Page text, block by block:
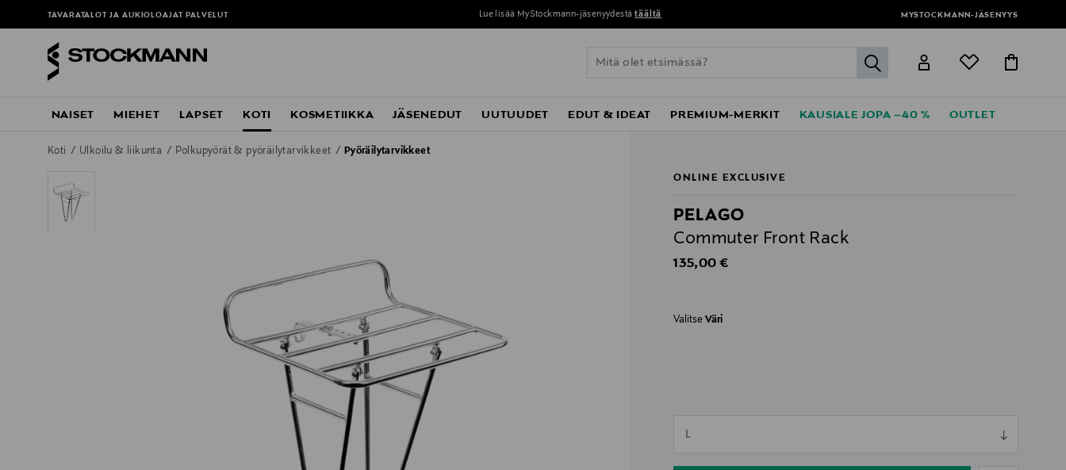
TAVARATALOT JA AUKIOLOAJAT PALVELUT Lue lisää MyStockmann-jäsenyydestä täältä MYSTOCKMANN-JÄSENYYS
label.header.go
NAISET MIEHET LAPSET KOTI KOSMETIIKKA JÄSENEDUT UUTUUDET EDUT & IDEAT PREMIUM-MERKIT KAUSIALE JOPA –40 % OUTLET
Koti Ulkoilu & liikunta Polkupyörät & pyöräilytarvikkeet Pyöräilytarvikkeet
ONLINE EXCLUSIVE
PELAGO
Commuter Front Rack
Original Price
135,00 €
ValitseVäri
L